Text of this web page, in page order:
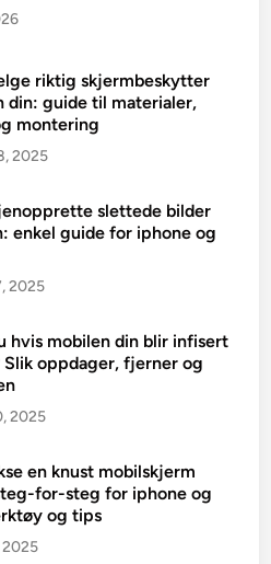
riktig skjermbeskytter
din: guide til materialer,
montering
2025
slettede bilder
enkel guide for iphone og
2025
hvis mobilen din blir infisert
Slik oppdager, fjerner og
2025
en knust mobilskjerm
for-steg for iphone og
og tips
2025